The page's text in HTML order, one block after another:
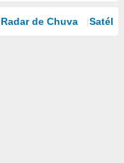
Radar de Chuva